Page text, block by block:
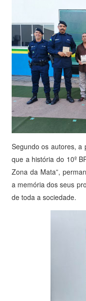
Segundo os autores, a
que a história do 10º
Zona da Mata”,
a memória dos seus
de toda a sociedade.